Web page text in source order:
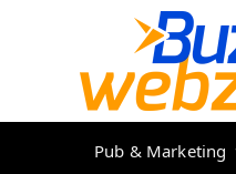
Pub & Marketing